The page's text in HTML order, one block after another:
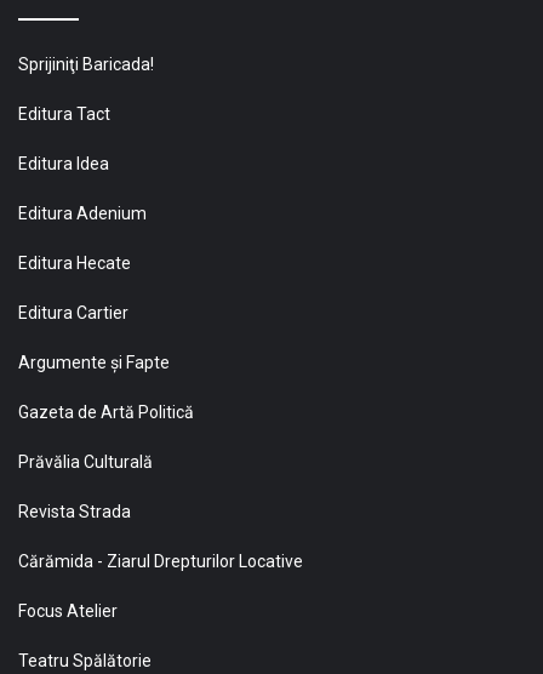
Sprijiniţi Baricada!
Editura Tact
Editura Idea
Editura Adenium
Editura Hecate
Editura Cartier
Argumente și Fapte
Gazeta de Artă Politică
Prăvălia Culturală
Revista Strada
Cărămida - Ziarul Drepturilor Locative
Focus Atelier
Teatru Spălătorie